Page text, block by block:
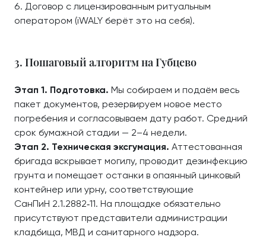
Договор с лицензированным ритуальным
оператором (iWALY берёт это на себя).
3. Пошаговый алгоритм на Губцево
Этап 1. Подготовка. Мы собираем и подаём весь
пакет документов, резервируем новое место
погребения и согласовываем дату работ. Средний
срок бумажной стадии — 2–4 недели.
Этап 2. Техническая эксгумация. Аттестованная
бригада вскрывает могилу, проводит дезинфекцию
грунта и помещает останки в опаянный цинковый
контейнер или урну, соответствующие
СанПиН 2.1.2882‑11. На площадке обязательно
присутствуют представители администрации
кладбища, МВД и санитарного надзора.